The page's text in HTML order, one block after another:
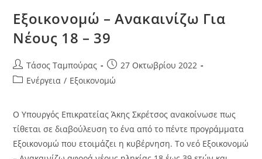
Εξοικονομώ – Ανακαινίζω Για
Νέους 18 – 39
Τάσος Ταμπούρας
27 Οκτωβρίου 2022
Ενέργεια / Εξοικονομώ
Ο Υπουργός Επικρατείας Άκης Σκρέτσος ανακοίνωσε πως
τίθεται σε διαβούλευση το ένα από το πέντε προγράμματα
Εξοικονομώ που ετοιμάζει η κυβέρνηση. Το νεό Εξοικονομώ